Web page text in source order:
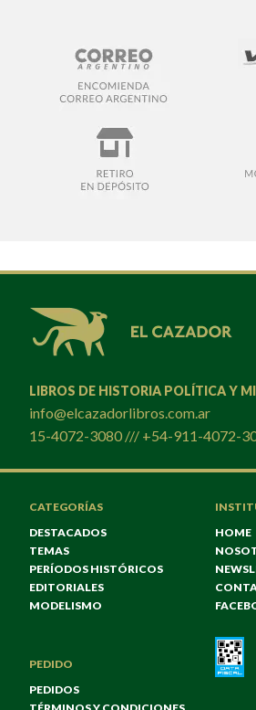
LIBROS DE HISTORIA POLÍTICA Y
info@elcazadorlibros.com.ar
15-4072-3080 /// +54-911-4072-
CATEGORÍAS
DESTACADOS
TEMAS
PERÍODOS HISTÓRICOS
EDITORIALES
MODELISMO
HOME
PEDIDO
PEDIDOS